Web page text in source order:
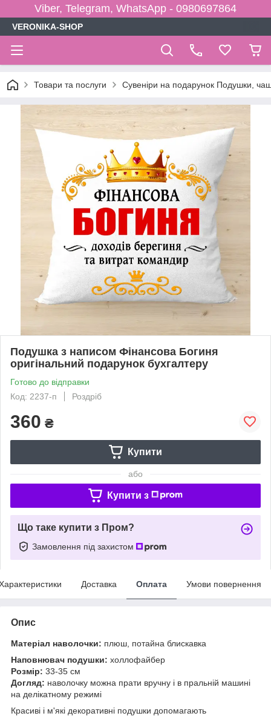
Viber, Telegram, WhatsApp - 0980697864
VERONIKA-SHOP
Товари та послуги Сувеніри на подарунок Подушки,
Подушка з написом Фінансова Богиня
оригінальний подарунок бухгалтеру
Готово до відправки
Код: 2237-п
Роздріб
360 ₴
Купити
або
Купити з
Що таке купити з Пром?
Замовлення під захистом
Доставка Оплата Умови повернення
Опис
Матеріал наволочки: плюш, потайна блискавка
Наповнювач подушки: холлофайбер
Розмір: 33-35 см
Догляд: наволочку можна прати вручну і в пральній машині
на делікатному режимі
Красиві і м'які декоративні подушки допомагають